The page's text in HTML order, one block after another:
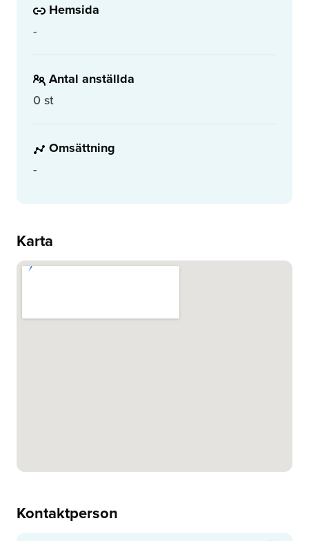
Hemsida
-
Antal anställda
0 st
Omsättning
-
Karta
Kontaktperson